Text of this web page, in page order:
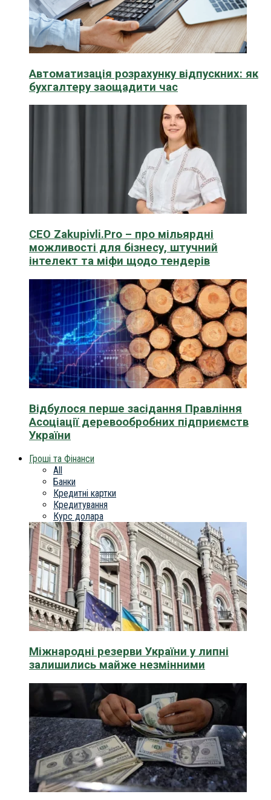
Автоматизація розрахунку відпускних: як
бухгалтеру заощадити час
CEO Zakupivli.Pro – про мільярдні
можливості для бізнесу, штучний
інтелект та міфи щодо тендерів
Відбулося перше засідання Правління
Асоціації деревообробних підприємств
України
Гроші та Фінанси
All
Банки
Кредитні картки
Кредитування
Курс долара
Міжнародні резерви України у липні
залишились майже незмінними